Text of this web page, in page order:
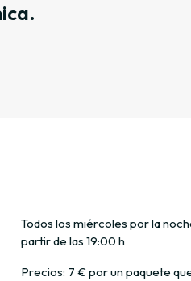
Todos los miércoles por la
partir de las 19:00 h
Precios: 7 € por un paquete